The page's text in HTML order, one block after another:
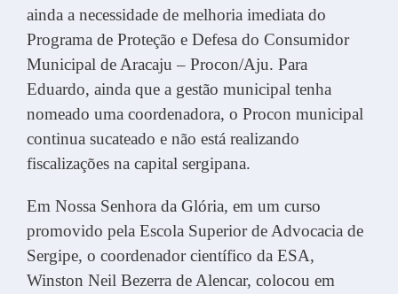
ainda a necessidade de melhoria imediata do
Programa de Proteção e Defesa do Consumidor
Municipal de Aracaju – Procon/Aju. Para
Eduardo, ainda que a gestão municipal tenha
nomeado uma coordenadora, o Procon municipal
continua sucateado e não está realizando
fiscalizações na capital sergipana.
Em Nossa Senhora da Glória, em um curso
promovido pela Escola Superior de Advocacia de
Sergipe, o coordenador científico da ESA,
Winston Neil Bezerra de Alencar, colocou em